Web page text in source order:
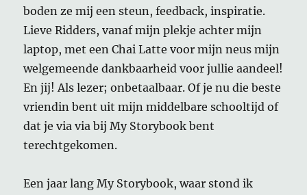
boden ze mij een steun, feedback, inspiratie.
Lieve Ridders, vanaf mijn plekje achter mijn
laptop, met een Chai Latte voor mijn neus mijn
welgemeende dankbaarheid voor jullie aandeel!
En jij! Als lezer; onbetaalbaar. Of je nu die beste
vriendin bent uit mijn middelbare schooltijd of
dat je via via bij My Storybook bent
terechtgekomen.
Een jaar lang My Storybook, waar stond ik